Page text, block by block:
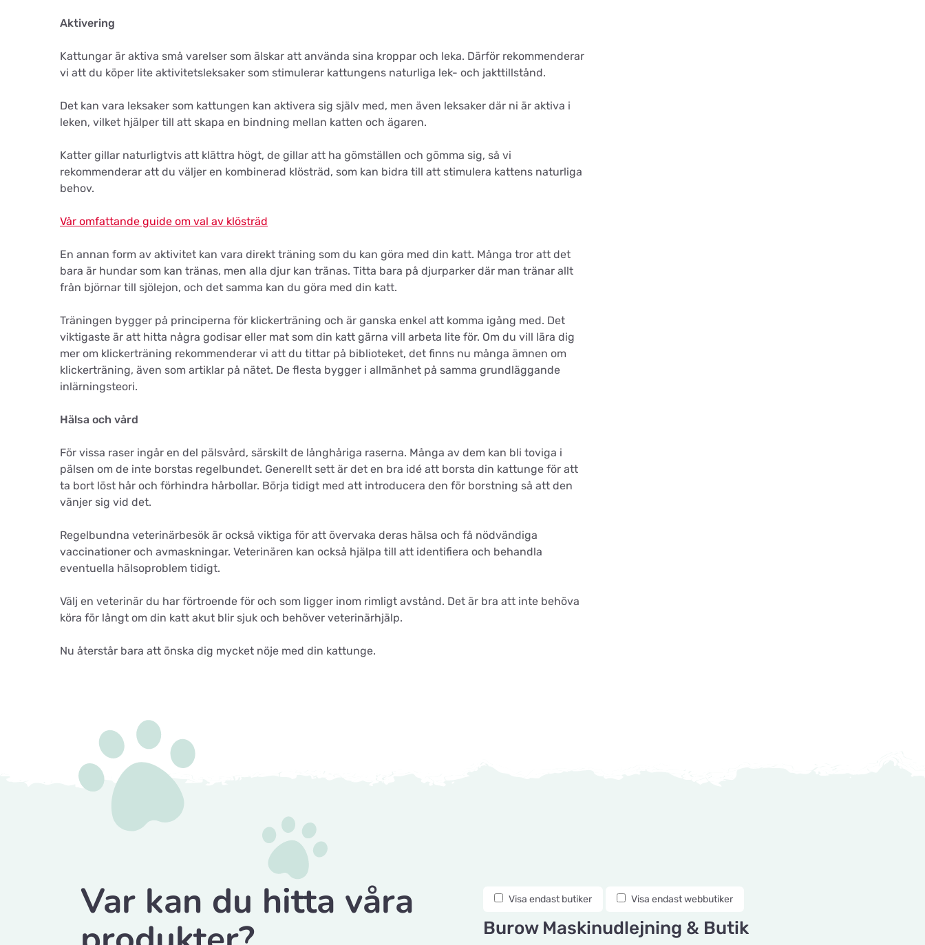
Aktivering
Kattungar är aktiva små varelser som älskar att använda sina kroppar och leka. Därför rekommenderar
vi att du köper lite aktivitetsleksaker som stimulerar kattungens naturliga lek- och jakttillstånd.
Det kan vara leksaker som kattungen kan aktivera sig själv med, men även leksaker där ni är aktiva i
leken, vilket hjälper till att skapa en bindning mellan katten och ägaren.
Katter gillar naturligtvis att klättra högt, de gillar att ha gömställen och gömma sig, så vi
rekommenderar att du väljer en kombinerad klösträd, som kan bidra till att stimulera kattens naturliga
behov.
Vår omfattande guide om val av klösträd
En annan form av aktivitet kan vara direkt träning som du kan göra med din katt. Många tror att det
bara är hundar som kan tränas, men alla djur kan tränas. Titta bara på djurparker där man tränar allt
från björnar till sjölejon, och det samma kan du göra med din katt.
Träningen bygger på principerna för klickerträning och är ganska enkel att komma igång med. Det
viktigaste är att hitta några godisar eller mat som din katt gärna vill arbeta lite för. Om du vill lära dig
mer om klickerträning rekommenderar vi att du tittar på biblioteket, det finns nu många ämnen om
klickerträning, även som artiklar på nätet. De flesta bygger i allmänhet på samma grundläggande
inlärningsteori.
Hälsa och vård
För vissa raser ingår en del pälsvård, särskilt de långhåriga raserna. Många av dem kan bli toviga i
pälsen om de inte borstas regelbundet. Generellt sett är det en bra idé att borsta din kattunge för att
ta bort löst hår och förhindra hårbollar. Börja tidigt med att introducera den för borstning så att den
vänjer sig vid det.
Regelbundna veterinärbesök är också viktiga för att övervaka deras hälsa och få nödvändiga
vaccinationer och avmaskningar. Veterinären kan också hjälpa till att identifiera och behandla
eventuella hälsoproblem tidigt.
Välj en veterinär du har förtroende för och som ligger inom rimligt avstånd. Det är bra att inte behöva
köra för långt om din katt akut blir sjuk och behöver veterinärhjälp.
Nu återstår bara att önska dig mycket nöje med din kattunge.
Var kan du hitta våra Visa endast butiker Visa endast webbutiker
Burow Maskinudlejning & Butik